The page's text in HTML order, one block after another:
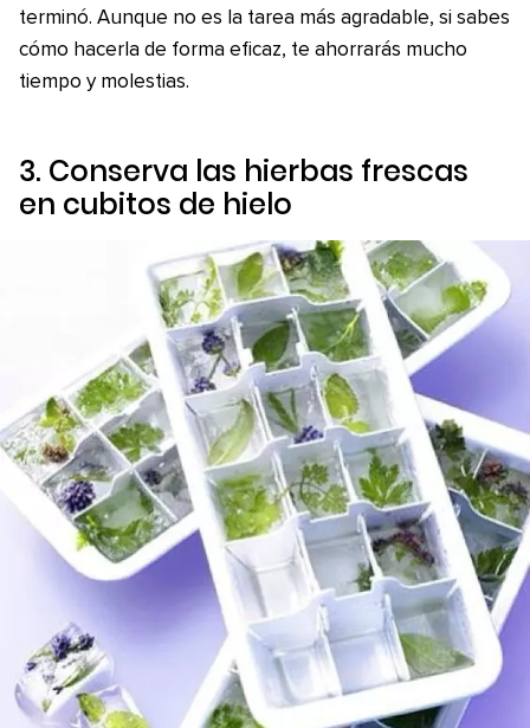
terminó. Aunque no es la tarea más agradable, si sabes
cómo hacerla de forma eficaz, te ahorrarás mucho
tiempo y molestias.
3. Conserva las hierbas frescas
en cubitos de hielo